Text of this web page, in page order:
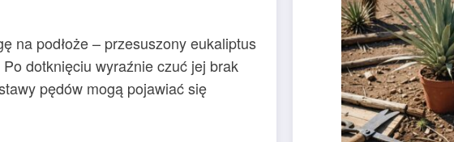
na podłoże – przesuszony eukaliptus
dotknięciu wyraźnie czuć jej brak
pędów mogą pojawiać się